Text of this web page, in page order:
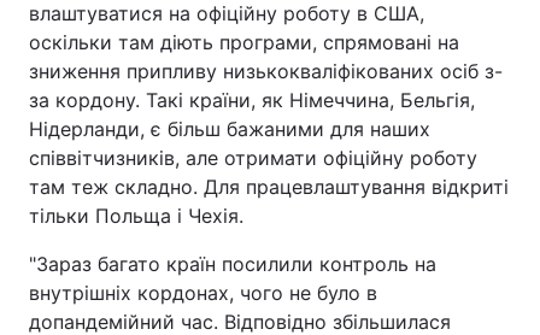
влаштуватися на офіційну роботу в США,
оскільки там діють програми, спрямовані на
зниження припливу низькокваліфікованих осіб з-
за кордону. Такі країни, як Німеччина, Бельгія,
Нідерланди, є більш бажаними для наших
співвітчизників, але отримати офіційну роботу
там теж складно. Для працевлаштування відкриті
тільки Польща і Чехія.
"Зараз багато країн посилили контроль на
внутрішніх кордонах, чого не було в
допандемійний час. Відповідно збільшилася